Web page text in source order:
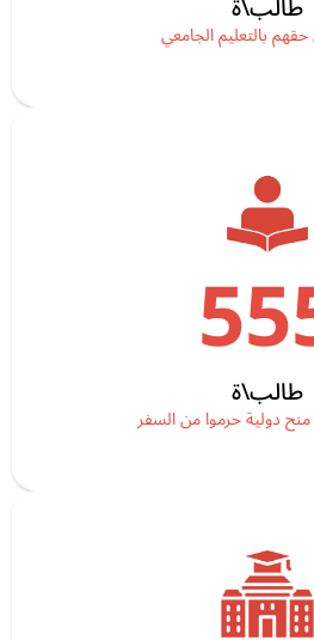
بالتعليم الجامعي
طالب\ة
دولية حرموا من السفر